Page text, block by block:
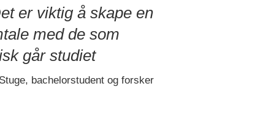
er viktig å skape en
med de som
går studiet
bachelorstudent og forsker